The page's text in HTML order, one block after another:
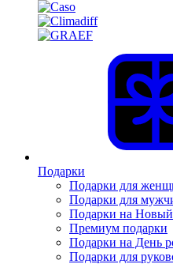
Подарки
Подарки для
Подарки для
Подарки на
Премиум подарки
Подарки на День
Подарки для